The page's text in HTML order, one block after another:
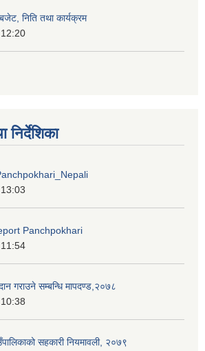
निति तथा कार्यक्रम
Panchpokhari
गराउने सम्बन्धि मापदण्ड,२०७८
सहकारी नियमावली, २०७९